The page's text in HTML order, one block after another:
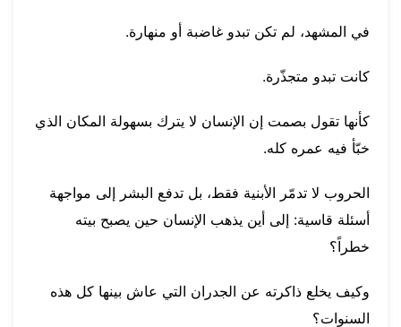
في المشهد، لم تكن تبدو غاضبة أو منهارة.
كانت تبدو متجذّرة.
كأنها تقول بصمت إن الإنسان لا يترك بسهولة المكان الذي
خبّأ فيه عمره كله.
الحروب لا تدمّر الأبنية فقط، بل تدفع البشر إلى مواجهة
أسئلة قاسية: إلى أين يذهب الإنسان حين يصبح بيته
خطراً؟
وكيف يخلع ذاكرته عن الجدران التي عاش بينها كل هذه
السنوات؟